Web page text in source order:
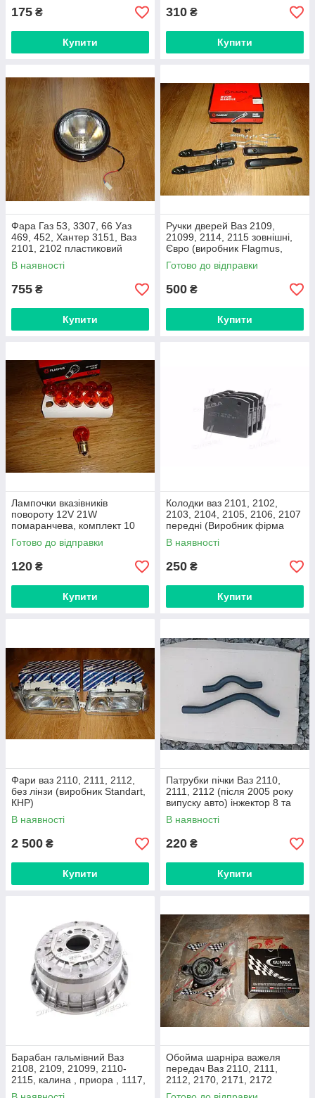
175 ₴
Купити
310 ₴
Купити
Фара Газ 53, 3307, 66 Уаз
469, 452, Хантер 3151, Ваз
2101, 2102 пластиковий
корпус , з лампочкою
(виробник Дорожня карта)
В наявності
755 ₴
Купити
Ручки дверей Ваз 2109,
21099, 2114, 2115 зовнішні,
Євро (виробник Flagmus,
Україна)
Готово до відправки
500 ₴
Купити
Лампочки вказівників
повороту 12V 21W
помаранчева, комплект 10
штук (виробник Flagmus,
Україна)
Готово до відправки
120 ₴
Купити
Колодки ваз 2101, 2102,
2103, 2104, 2105, 2106, 2107
передні (Виробник фірма
Best, Україна)
В наявності
250 ₴
Купити
Фари ваз 2110, 2111, 2112,
без лінзи (виробник Standart,
КНР)
В наявності
2 500 ₴
Купити
Патрубки пічки Ваз 2110,
2111, 2112 (після 2005 року
випуску авто) інжектор 8 та
16 клапанні (виробник
Дорожня карта, Харків)
В наявності
220 ₴
Купити
Барабан гальмівний Ваз
2108, 2109, 21099, 2110-
2115, калина , приора , 1117,
1118, 1119, 2170
Обойма шарніра важеля
передач Ваз 2110, 2111,
2112, 2170, 2171, 2172
приора (виробник Gumex,